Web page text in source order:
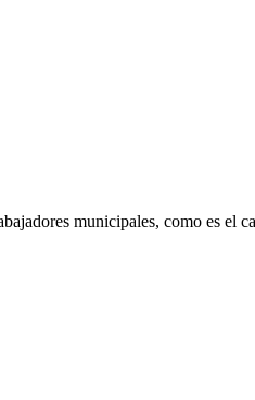
municipales, como es el